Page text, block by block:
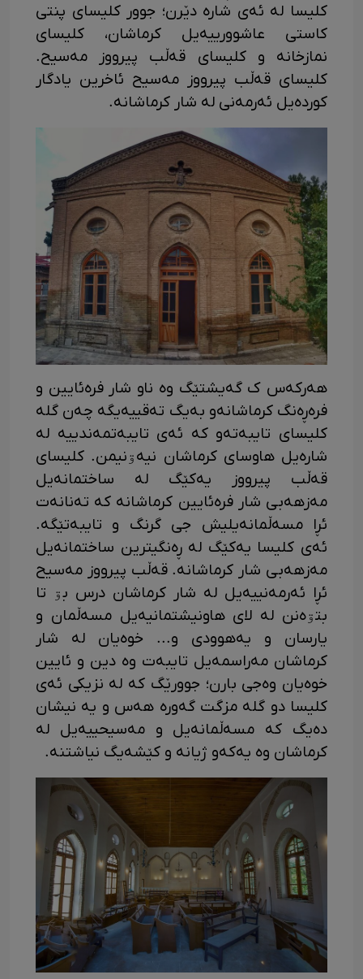
کلیسا لە ئەی شارە دێرن؛ جوور کلیسای پنتی
کاستی عاشوورییەیل کرماشان، کلیسای
نمازخانە و کلیسای قەڵب پیرووز مەسیح.
کلیسای قەڵب پیرووز مەسیح ئاخرین یادگار
کوردەیل ئەرمەنی لە شار کرماشانە.
هەرکەس ک گەیشتێگ وە ناو شار فرەئایین و
فرەڕەنگ کرماشانەو بەیگ تەقییەیگە چەن گلە
کلیسای تایبەتەو کە ئەی تایبەتمەندییە لە
شارەیل هاوسای کرماشان نیەۊنیمن. کلیسای
قەڵب پیرووز یەکێگ لە ساختمانەیل
مەزهەبی شار فرەئایین کرماشانە کە تەنانەت
ئڕا مسەڵمانەیلیش جی گرنگ و تایبەتێگە.
ئەی کلیسا یەکێگ لە ڕەنگیترین ساختمانەیل
مەزهەبی شار کرماشانە. قەڵب پیرووز مەسیح
ئڕا ئەرمەنییەیل لە شار کرماشان درس بۊ تا
بتۊەنن لە لای هاونیشتمانیەیل مسەڵمان و
یارسان و یەهوودی و... خوەیان لە شار
کرماشان مەراسمەیل تایبەت وە دین و ئایین
خوەیان وەجی بارن؛ جوورێگ کە لە نزیکی ئەی
کلیسا دو گلە مزگت گەورە هەس و یە نیشان
دەیگ کە مسەڵمانەیل و مەسیحییەیل لە
کرماشان وە یەکەو ژیانە و کێشەیگ نیاشتنە.